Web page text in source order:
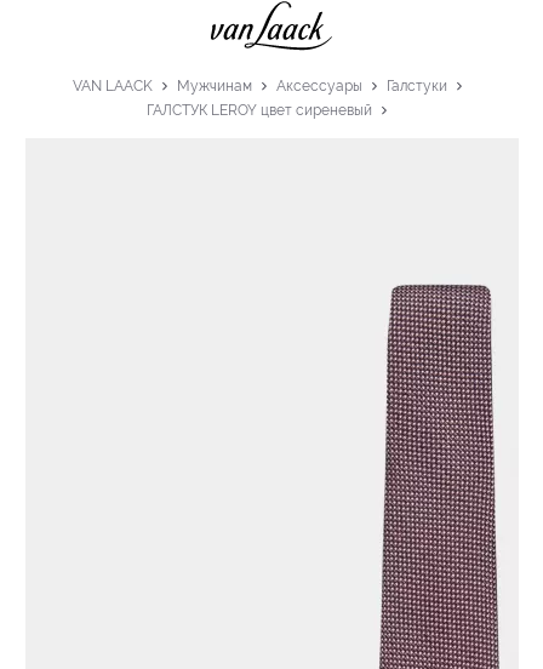
VAN LAACK Мужчинам Аксессуары
Галстуки
ГАЛСТУК LEROY цвет сиреневый